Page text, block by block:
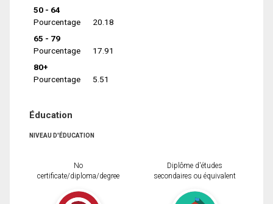
50 - 64
Pourcentage
20.18
65 - 79
Pourcentage
17.91
80+
Pourcentage
5.51
Éducation
NIVEAU D'ÉDUCATION
No
certificate/diploma/degree
Diplôme d'études
secondaires ou équivalent